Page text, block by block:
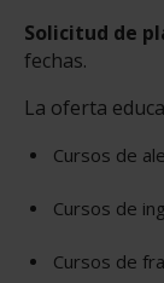
Solicitud de
fechas.
La oferta
Cursos de
Cursos de
Cursos de